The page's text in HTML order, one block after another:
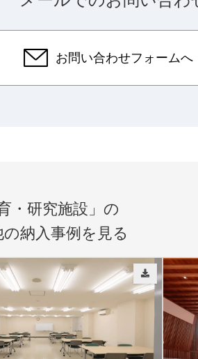
お問い合わせフォームへ
・研究施設」の
の納入事例を見る